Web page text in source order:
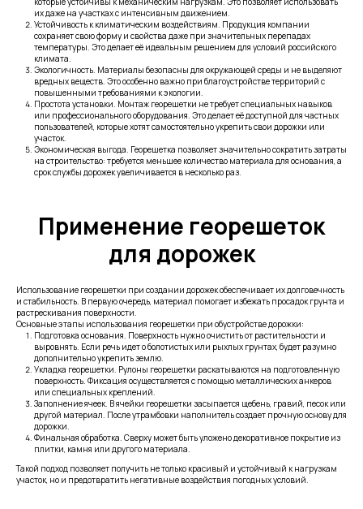
их даже на участках с интенсивным движением.
Устойчивость к климатическим воздействиям. Продукция компании
сохраняет свою форму и свойства даже при значительных перепадах
температуры. Это делает её идеальным решением для условий российского
климата.
Экологичность. Материалы безопасны для окружающей среды и не выделяют
вредных веществ. Это особенно важно при благоустройстве территорий с
повышенными требованиями к экологии.
Простота установки. Монтаж георешетки не требует специальных навыков
или профессионального оборудования. Это делает её доступной для частных
пользователей, которые хотят самостоятельно укрепить свои дорожки или
участок.
Экономическая выгода. Георешетка позволяет значительно сократить затраты
на строительство: требуется меньшее количество материала для основания, а
срок службы дорожек увеличивается в несколько раз.
Применение георешеток
для дорожек
Использование георешетки при создании дорожек обеспечивает их долговечность
и стабильность. В первую очередь, материал помогает избежать просадок грунта и
растрескивания поверхности.
Основные этапы использования георешетки при обустройстве дорожки:
Подготовка основания. Поверхность нужно очистить от растительности и
выровнять. Если речь идет о болотистых или рыхлых грунтах, будет разумно
дополнительно укрепить землю.
Укладка георешетки. Рулоны георешетки раскатываются на подготовленную
поверхность. Фиксация осуществляется с помощью металлических анкеров
или специальных креплений.
Заполнение ячеек. В ячейки георешетки засыпается щебень, гравий, песок или
другой материал. После утрамбовки наполнитель создает прочную основу для
дорожки.
Финальная обработка. Сверху может быть уложено декоративное покрытие из
плитки, камня или другого материала.
Такой подход позволяет получить не только красивый и устойчивый к нагрузкам
участок, но и предотвратить негативные воздействия погодных условий.